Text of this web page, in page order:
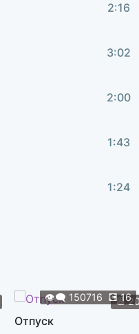
2:16
3:02
2:00
1:43
1:24
📆
👁️‍🗨️ 150716 💽16
Отпуск